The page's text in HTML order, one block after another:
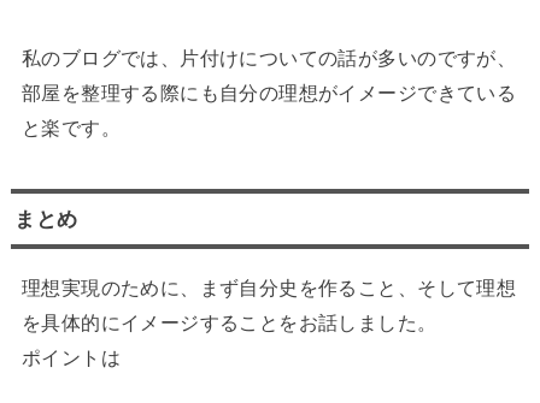
私のブログでは、片付けについての話が多いのですが、
部屋を整理する際にも自分の理想がイメージできている
と楽です。
まとめ
理想実現のために、まず自分史を作ること、そして理想
を具体的にイメージすることをお話しました。
ポイントは